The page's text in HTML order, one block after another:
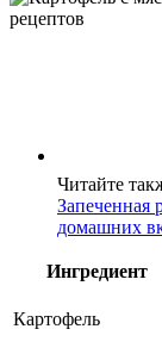
Читайте
Запеченная
домашних
Ингредиент
Картофель